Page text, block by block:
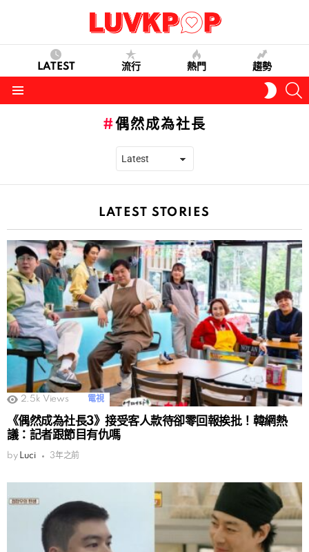
LATEST 流行 熱門 趨勢
SKIN
偶然成為社長
LATEST STORIES
2.5k Views 電視
《偶然成為社長3》接受客人款待卻零回報挨批！韓網熱
議：記者跟節目有仇嗎
by Luci 3年之前